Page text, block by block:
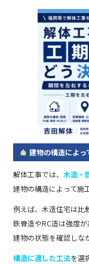
建物の構造によ
解体工事では、木造・
建物の構造によって施
例えば、木造住宅は比
鉄骨造やRC造は強度が
建物の状態を確認しな
構造に適した工法を選